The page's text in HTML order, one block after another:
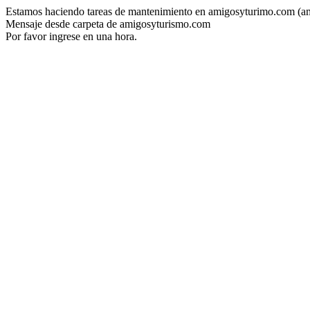
Estamos haciendo tareas de mantenimiento en amigosyturimo.com
Mensaje desde carpeta de amigosyturismo.com
Por favor ingrese en una hora.